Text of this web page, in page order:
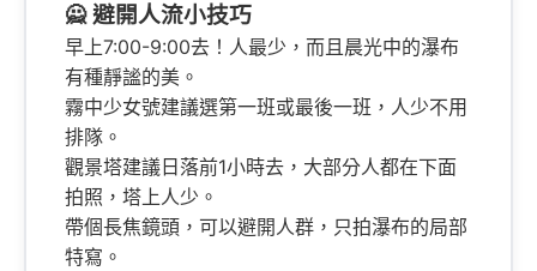
🙅 避開人流小技巧
早上7:00-9:00去！人最少，而且晨光中的瀑布
有種靜謐的美。
霧中少女號建議選第一班或最後一班，人少不用
排隊。
觀景塔建議日落前1小時去，大部分人都在下面
拍照，塔上人少。
帶個長焦鏡頭，可以避開人群，只拍瀑布的局部
特寫。